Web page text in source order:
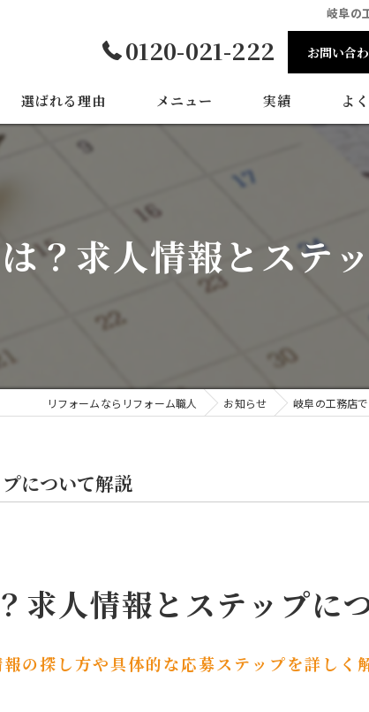
岐阜の
0120-021-222 お問い合
選ばれる理由 メニュー 実績 よ
？求人情報とステ
リフォームならリフォーム職人 お知らせ 岐阜の工務店
について解説
求人情報とステップに
の探し方や具体的な応募ステップを詳しく